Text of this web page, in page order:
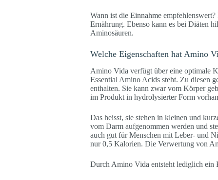
Wann ist die Einnahme
Ernährung. Ebenso kann es bei Diäten
Aminosäuren.
Welche Eigenschaften hat Amino
Amino Vida verfügt über eine optimale
Essential Amino Acids steht. Zu diesen
enthalten. Sie kann zwar vom Körper
im Produkt in hydrolysierter Form
Das heisst, sie stehen in kleinen und
vom Darm aufgenommen werden und
auch gut für Menschen mit Leber- und
nur 0,5 Kalorien. Die Verwertung von
Durch Amino Vida entsteht lediglich ein